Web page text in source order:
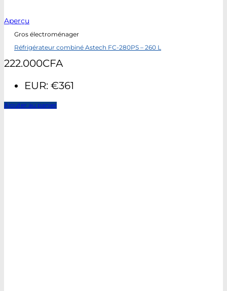
Aperçu
Gros électroménager
Réfrigérateur combiné Astech FC-280PS – 260 L
222.000CFA
EUR: €361
Ajouter au panier